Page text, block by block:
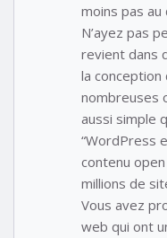
moins pas au
N’ayez pas
revient dans
la
nombreuses
aussi simple
“WordPress
contenu
millions de
Vous avez
web qui ont